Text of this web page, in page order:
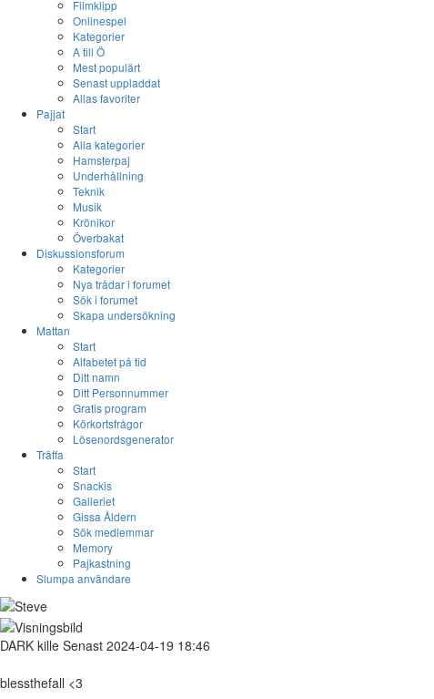
Filmklipp
Onlinespel
Kategorier
A till Ö
Mest populärt
Senast uppladdat
Allas favoriter
Pajjat
Start
Alla kategorier
Hamsterpaj
Underhållning
Teknik
Musik
Krönikor
Överbakat
Diskussionsforum
Kategorier
Nya trådar i forumet
Sök i forumet
Skapa undersökning
Mattan
Start
Alfabetet på tid
Ditt namn
Ditt Personnummer
Gratis program
Körkortsfrågor
Lösenordsgenerator
Träffa
Start
Snackis
Galleriet
Gissa Åldern
Sök medlemmar
Memory
Pajkastning
Slumpa användare
DARK kille Senast 2024-04-19 18:46
blessthefall <3